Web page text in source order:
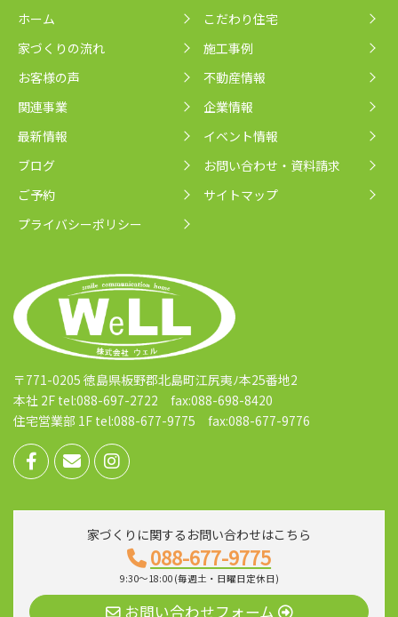
ホーム
こだわり住宅
家づくりの流れ
施工事例
お客様の声
不動産情報
関連事業
企業情報
最新情報
イベント情報
ブログ
お問い合わせ・資料請求
ご予約
サイトマップ
プライバシーポリシー
〒771-0205 徳島県板野郡北島町江尻夷ﾉ本25番地2
本社 2F tel:088-697-2722 fax:088-698-8420
住宅営業部 1F tel:088-677-9775 fax:088-677-9776
家づくりに関するお問い合わせはこちら
088-677-9775
9:30～18:00 (毎週土・日曜日定休日)
お問い合わせフォーム